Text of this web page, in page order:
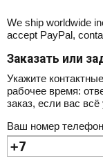
We ship worldwide
accept PayPal,
Заказать или
Укажите
рабочее время:
заказ, если вас всё
Ваш номер